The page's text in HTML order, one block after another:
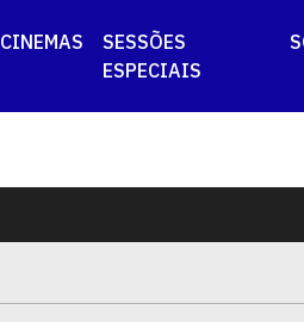
CINEMAS
SESSÕES
ESPECIAIS